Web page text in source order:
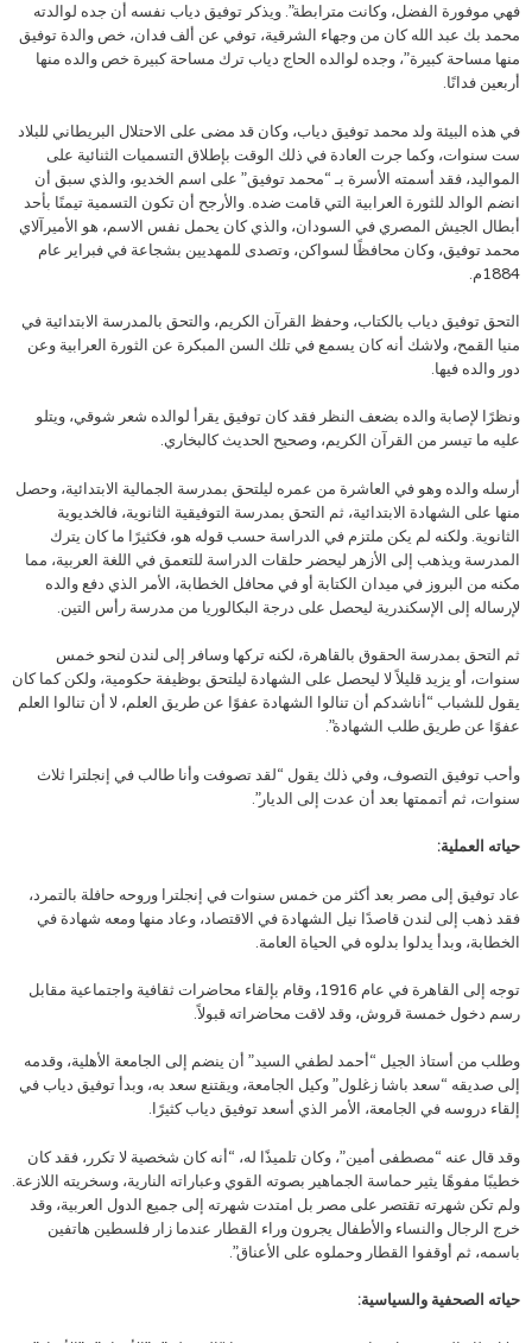
فهي موفورة الفضل، وكانت مترابطة”. ويذكر توفيق دياب نفسه أن جده لوالدته
محمد بك عبد الله كان من وجهاء الشرقية، توفي عن ألف فدان، خص والدة توفيق
منها مساحة كبيرة”، وجده لوالده الحاج دياب ترك مساحة كبيرة خص والده منها
أربعين فدانًا.
في هذه البيئة ولد محمد توفيق دياب، وكان قد مضى على الاحتلال البريطاني للبلاد
ست سنوات، وكما جرت العادة في ذلك الوقت بإطلاق التسميات الثنائية على
المواليد، فقد أسمته الأسرة بـ “محمد توفيق” على اسم الخديو، والذي سبق أن
انضم الوالد للثورة العرابية التي قامت ضده. والأرجح أن تكون التسمية تيمنًا بأحد
أبطال الجيش المصري في السودان، والذي كان يحمل نفس الاسم، هو الأميرآلاي
محمد توفيق، وكان محافظًا لسواكن، وتصدى للمهديين بشجاعة في فبراير عام
1884م.
التحق توفيق دياب بالكتاب، وحفظ القرآن الكريم، والتحق بالمدرسة الابتدائية في
منيا القمح، ولاشك أنه كان يسمع في تلك السن المبكرة عن الثورة العرابية وعن
دور والده فيها.
ونظرًا لإصابة والده بضعف النظر فقد كان توفيق يقرأ لوالده شعر شوقي، ويتلو
عليه ما تيسر من القرآن الكريم، وصحيح الحديث كالبخاري.
أرسله والده وهو في العاشرة من عمره ليلتحق بمدرسة الجمالية الابتدائية، وحصل
منها على الشهادة الابتدائية، ثم التحق بمدرسة التوفيقية الثانوية، فالخديوية
الثانوية. ولكنه لم يكن ملتزم في الدراسة حسب قوله هو، فكثيرًا ما كان يترك
المدرسة ويذهب إلى الأزهر ليحضر حلقات الدراسة للتعمق في اللغة العربية، مما
مكنه من البروز في ميدان الكتابة أو في محافل الخطابة، الأمر الذي دفع والده
لإرساله إلى الإسكندرية ليحصل على درجة البكالوريا من مدرسة رأس التين.
ثم التحق بمدرسة الحقوق بالقاهرة، لكنه تركها وسافر إلى لندن لنحو خمس
سنوات، أو يزيد قليلاً لا ليحصل على الشهادة ليلتحق بوظيفة حكومية، ولكن كما كان
يقول للشباب “أناشدكم أن تنالوا الشهادة عفوًا عن طريق العلم، لا أن تنالوا العلم
عفوًا عن طريق طلب الشهادة”.
وأحب توفيق التصوف، وفي ذلك يقول “لقد تصوفت وأنا طالب في إنجلترا ثلاث
سنوات، ثم أتممتها بعد أن عدت إلى الديار”.
حياته العملية:
عاد توفيق إلى مصر بعد أكثر من خمس سنوات في إنجلترا وروحه حافلة بالتمرد،
فقد ذهب إلى لندن قاصدًا نيل الشهادة في الاقتصاد، وعاد منها ومعه شهادة في
الخطابة، وبدأ يدلوا بدلوه في الحياة العامة.
توجه إلى القاهرة في عام 1916، وقام بإلقاء محاضرات ثقافية واجتماعية مقابل
رسم دخول خمسة قروش، وقد لاقت محاضراته قبولاً.
وطلب من أستاذ الجيل “أحمد لطفي السيد” أن ينضم إلى الجامعة الأهلية، وقدمه
إلى صديقه “سعد باشا زغلول” وكيل الجامعة، ويقتنع سعد به، وبدأ توفيق دياب في
إلقاء دروسه في الجامعة، الأمر الذي أسعد توفيق دياب كثيرًا.
وقد قال عنه “مصطفى أمين”، وكان تلميذًا له، “أنه كان شخصية لا تكرر، فقد كان
خطيبًا مفوهًا يثير حماسة الجماهير بصوته القوي وعباراته النارية، وسخريته اللازعة.
ولم تكن شهرته تقتصر على مصر بل امتدت شهرته إلى جميع الدول العربية، وقد
خرج الرجال والنساء والأطفال يجرون وراء القطار عندما زار فلسطين هاتفين
باسمه، ثم أوقفوا القطار وحملوه على الأعناق”.
حياته الصحفية والسياسية: